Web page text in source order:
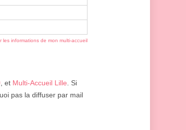
les informations de mon multi-accueil
, et Multi-Accueil Lille. Si
pas la diffuser par mail